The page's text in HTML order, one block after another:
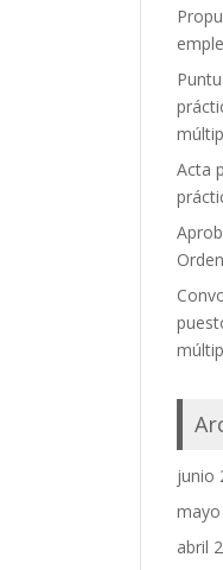
Acta
junio
abril